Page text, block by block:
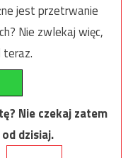
jest przetrwanie
Nie zwlekaj więc,
teraz.
Nie czekaj zatem
dzisiaj.